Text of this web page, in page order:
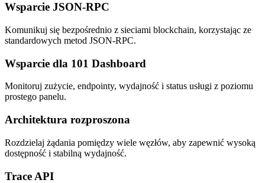
Wsparcie JSON-RPC
Komunikuj się bezpośrednio z sieciami blockchain, korzystając ze
standardowych metod JSON-RPC.
Wsparcie dla 101 Dashboard
Monitoruj zużycie, endpointy, wydajność i status usługi z poziomu
prostego panelu.
Architektura rozproszona
Rozdzielaj żądania pomiędzy wiele węzłów, aby zapewnić wysoką
dostępność i stabilną wydajność.
Trace API